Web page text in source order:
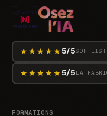
★★★★★5/5SORTLIST
★★★★★ 5/5LA
FORMATIONS